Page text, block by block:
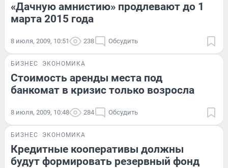
«Дачную амнистию» продлевают до 1
марта 2015 года
8 июля, 2009, 10:51 238 Обсудить
БИЗНЕС ЭКОНОМИКА
Стоимость аренды места под
банкомат в кризис только возросла
8 июля, 2009, 10:48 284 Обсудить
БИЗНЕС ЭКОНОМИКА
Кредитные кооперативы должны
будут формировать резервный фонд